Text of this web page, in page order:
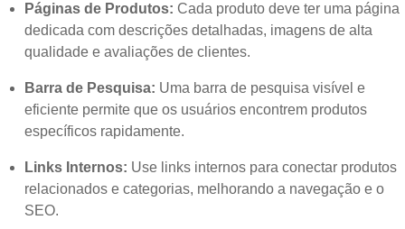
Páginas de Produtos: Cada produto deve ter uma página
dedicada com descrições detalhadas, imagens de alta
qualidade e avaliações de clientes.
Barra de Pesquisa: Uma barra de pesquisa visível e
eficiente permite que os usuários encontrem produtos
específicos rapidamente.
Links Internos: Use links internos para conectar produtos
relacionados e categorias, melhorando a navegação e o
SEO.